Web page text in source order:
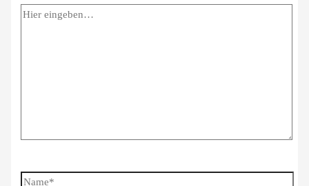
Hier
Name*